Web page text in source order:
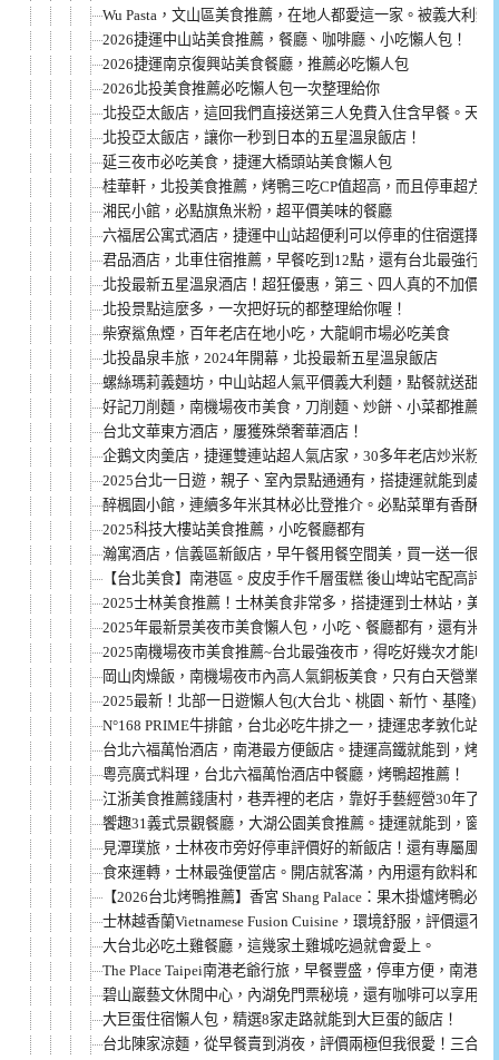
Wu Pasta，文山區美食推薦，在地人都愛這一家。被義大利麵
2026捷運中山站美食推薦，餐廳、咖啡廳、小吃懶人包！
2026捷運南京復興站美食餐廳，推薦必吃懶人包
2026北投美食推薦必吃懶人包一次整理給你
北投亞太飯店，這回我們直接送第三人免費入住含早餐。天氣
北投亞太飯店，讓你一秒到日本的五星溫泉飯店！
延三夜市必吃美食，捷運大橋頭站美食懶人包
桂華軒，北投美食推薦，烤鴨三吃CP值超高，而且停車超方
湘民小館，必點旗魚米粉，超平價美味的餐廳
六福居公寓式酒店，捷運中山站超便利可以停車的住宿選擇！
君品酒店，北車住宿推薦，早餐吃到12點，還有台北最強行政
北投最新五星溫泉酒店！超狂優惠，第三、四人真的不加價
北投景點這麼多，一次把好玩的都整理給你喔！
柴寮鯊魚煙，百年老店在地小吃，大龍峒市場必吃美食
北投晶泉丰旅，2024年開幕，北投最新五星溫泉飯店
螺絲瑪莉義麵坊，中山站超人氣平價義大利麵，點餐就送甜點
好記刀削麵，南機場夜市美食，刀削麵、炒餅、小菜都推薦 (
台北文華東方酒店，屢獲殊榮奢華酒店！
企鵝文肉羹店，捷運雙連站超人氣店家，30多年老店炒米粉+
2025台北一日遊，親子、室內景點通通有，搭捷運就能到處玩
醉楓園小館，連續多年米其林必比登推介。必點菜單有香酥
2025科技大樓站美食推薦，小吃餐廳都有
瀚寓酒店，信義區新飯店，早午餐用餐空間美，買一送一很超
【台北美食】南港區。皮皮手作千層蛋糕 後山埤站宅配高評
2025士林美食推薦！士林美食非常多，搭捷運到士林站，美
2025年最新景美夜市美食懶人包，小吃、餐廳都有，還有米
2025南機場夜市美食推薦~台北最強夜市，得吃好幾次才能吃
岡山肉燥飯，南機場夜市內高人氣銅板美食，只有白天營業(
2025最新！北部一日遊懶人包(大台北、桃園、新竹、基隆)
N°168 PRIME牛排館，台北必吃牛排之一，捷運忠孝敦化站就
台北六福萬怡酒店，南港最方便飯店。捷運高鐵就能到，烤
粵亮廣式料理，台北六福萬怡酒店中餐廳，烤鴨超推薦！
江浙美食推薦錢唐村，巷弄裡的老店，靠好手藝經營30年了！
饗趣31義式景觀餐廳，大湖公園美食推薦。捷運就能到，窗外
見潭璞旅，士林夜市旁好停車評價好的新飯店！還有專屬風呂
食來運轉，士林最強便當店。開店就客滿，內用還有飲料和滷
【2026台北烤鴨推薦】香宮 Shang Palace：果木掛爐烤鴨必
士林越香蘭Vietnamese Fusion Cuisine，環境舒服，評價還不
大台北必吃土雞餐廳，這幾家土雞城吃過就會愛上。
The Place Taipei南港老爺行旅，早餐豐盛，停車方便，南港展
碧山巖藝文休閒中心，內湖免門票秘境，還有咖啡可以享用！
大巨蛋住宿懶人包，精選8家走路就能到大巨蛋的飯店！
台北陳家涼麵，從早餐賣到消夜，評價兩極但我很愛！三合一